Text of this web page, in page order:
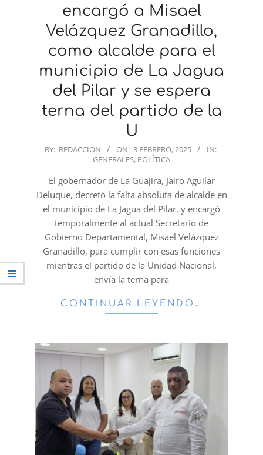
encargó a Misael
Velázquez Granadillo,
como alcalde para el
municipio de La Jagua
del Pilar y se espera
terna del partido de la
U
2025-
BY: REDACCION ON: 3 FEBRERO, 2025
IN:
GENERALES, POLÍTICA
El gobernador de La Guajira, Jairo Aguilar
Deluque, decretó la falta absoluta de alcalde en
el municipio de La Jagua del Pilar, y encargó
temporalmente al actual Secretario de
Gobierno Departamental, Misael Velázquez
Granadillo, para cumplir con esas funciones
mientras el partido de la Unidad Nacional,
envía la terna para
CONTINUAR LEYENDO…